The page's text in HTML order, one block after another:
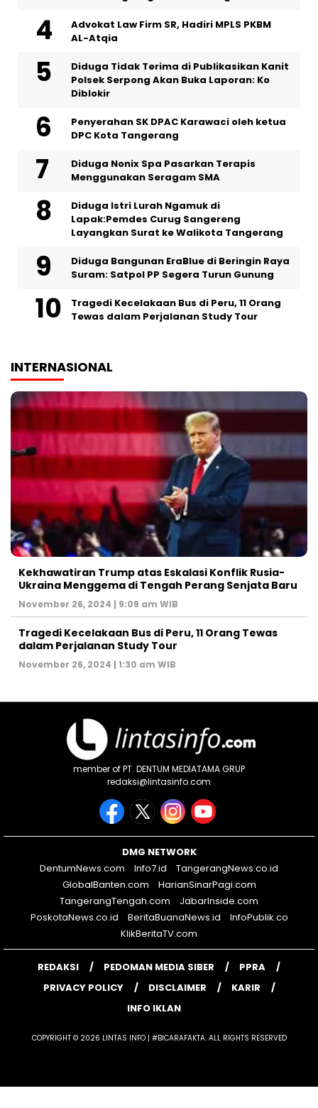
Advokat Law Firm SR, Hadiri MPLS PKBM
AL-Atqia
Diduga Tidak Terima di Publikasikan Kanit
Polsek Serpong Akan Buka Laporan: Ko
Diblokir
Penyerahan SK DPAC Karawaci oleh ketua
DPC Kota Tangerang
‎Diduga Nonix Spa Pasarkan Terapis
Menggunakan Seragam SMA
‎Diduga Istri Lurah Ngamuk di
Lapak:Pemdes Curug Sangereng
Layangkan Surat ke Walikota Tangerang
Diduga Bangunan EraBlue di Beringin Raya
Suram: Satpol PP Segera Turun Gunung
Tragedi Kecelakaan Bus di Peru, 11 Orang
Tewas dalam Perjalanan Study Tour
INTERNASIONAL
Kekhawatiran Trump atas Eskalasi Konflik Rusia-
Ukraina Menggema di Tengah Perang Senjata Baru
November 26, 2024 | 9:09 am WIB
Tragedi Kecelakaan Bus di Peru, 11 Orang Tewas
dalam Perjalanan Study Tour
November 26, 2024 | 1:30 am WIB
member of PT. DENTUM MEDIATAMA GRUP
redaksi@lintasinfo.com
DMG NETWORK
DentumNews.com
Info7.id
TangerangNews.co.id
GlobalBanten.com
HarianSinarPagi.com
TangerangTengah.com
JabarInside.com
PoskotaNews.co.id
BeritaBuanaNews.id
InfoPublik.co
KlikBeritaTV.com
REDAKSI PEDOMAN MEDIA SIBER
PPRA
PRIVACY POLICY
DISCLAIMER
KARIR
INFO IKLAN
COPYRIGHT © 2026 LINTAS INFO | #BICARAFAKTA. ALL RIGHTS RESERVED